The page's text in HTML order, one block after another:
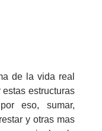
de la vida real
estructuras
eso, sumar,
y otras mas